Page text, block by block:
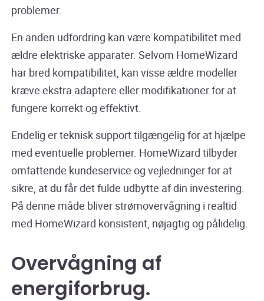
problemer.
En anden udfordring kan være kompatibilitet med
ældre elektriske apparater. Selvom HomeWizard
har bred kompatibilitet, kan visse ældre modeller
kræve ekstra adaptere eller modifikationer for at
fungere korrekt og effektivt.
Endelig er teknisk support tilgængelig for at hjælpe
med eventuelle problemer. HomeWizard tilbyder
omfattende kundeservice og vejledninger for at
sikre, at du får det fulde udbytte af din investering.
På denne måde bliver strømovervågning i realtid
med HomeWizard konsistent, nøjagtig og pålidelig.
Overvågning af
energiforbrug.